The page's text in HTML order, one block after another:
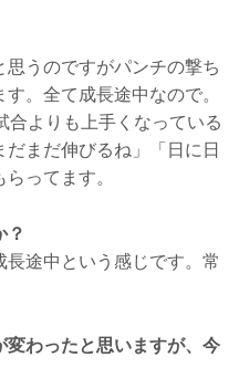
うのですがパンチの撃ち
。全て成長途中なので。
合よりも上手くなっている
まだ伸びるね」「日に日
ってます。
？
途中という感じです。常
変わったと思いますが、今